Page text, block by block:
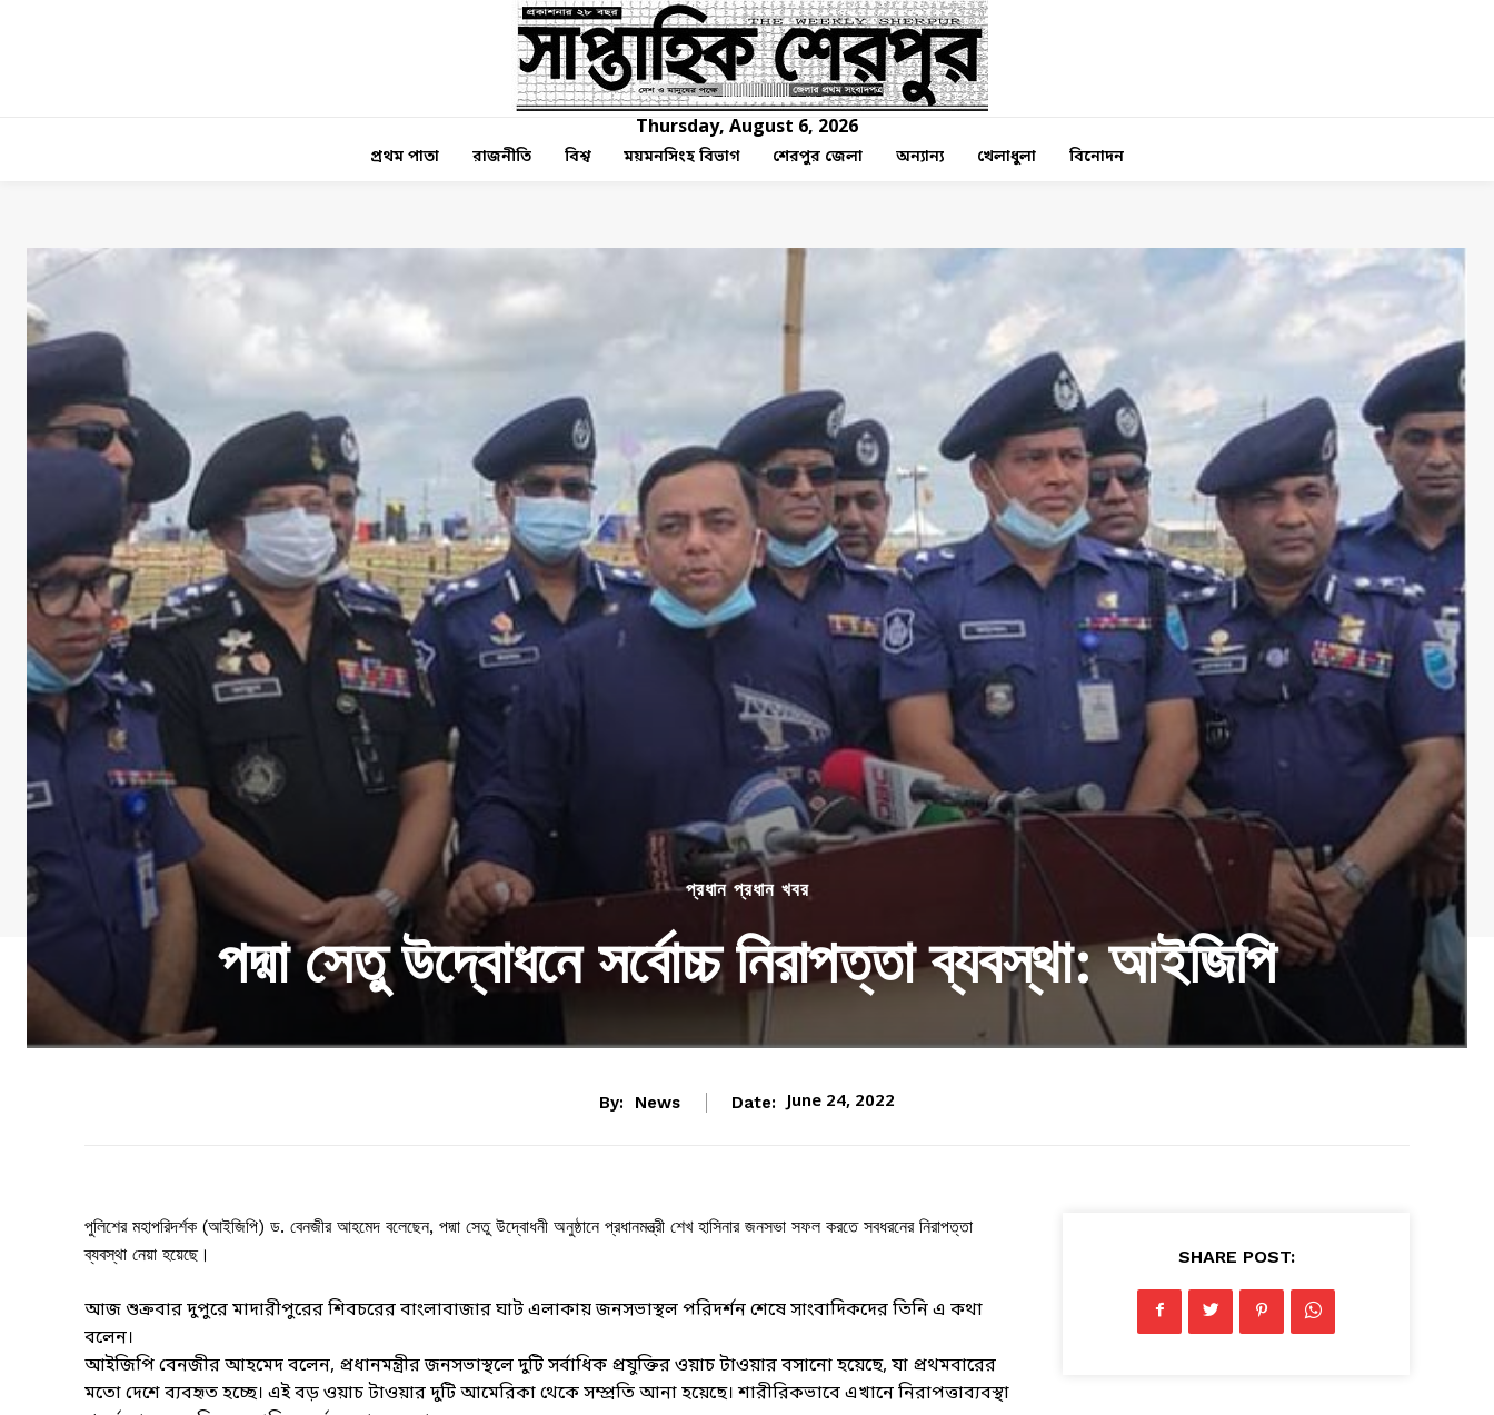
Thursday, August 6, 2026
প্রথম পাতা রাজনীতি বিশ্ব ময়মনসিংহ বিভাগ শেরপুর জেলা অন্যান্য খেলাধুলা বিনোদন
প্রধান প্রধান খবর
পদ্মা সেতু উদ্বোধনে সর্বোচ্চ নিরাপত্তা ব্যবস্থা: আইজিপি
By: News Date: June 24, 2022
পুলিশের মহাপরিদর্শক (আইজিপি) ড. বেনজীর আহমেদ বলেছেন, পদ্মা সেতু উদ্বোধনী অনুষ্ঠানে প্রধানমন্ত্রী শেখ হাসিনার জনসভা সফল করতে সবধরনের নিরাপত্তা
ব্যবস্থা নেয়া হয়েছে।
আজ শুক্রবার দুপুরে মাদারীপুরের শিবচরের বাংলাবাজার ঘাট এলাকায় জনসভাস্থল পরিদর্শন শেষে সাংবাদিকদের তিনি এ কথা
বলেন।
আইজিপি বেনজীর আহমেদ বলেন, প্রধানমন্ত্রীর জনসভাস্থলে দুটি সর্বাধিক প্রযুক্তির ওয়াচ টাওয়ার বসানো হয়েছে, যা প্রথমবারের
মতো দেশে ব্যবহৃত হচ্ছে। এই বড় ওয়াচ টাওয়ার দুটি আমেরিকা থেকে সম্প্রতি আনা হয়েছে। শারীরিকভাবে এখানে নিরাপত্তাব্যবস্থা
SHARE POST: